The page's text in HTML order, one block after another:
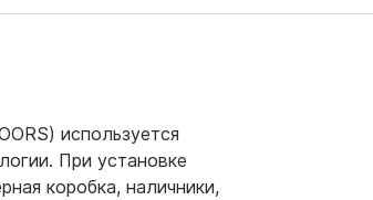
используется
При установке
коробка, наличники,